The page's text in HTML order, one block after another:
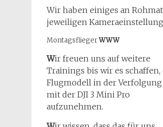
Wir haben einiges an
jeweiligen
MontagsfliegerWWW
Wir freuen uns auf weitere
Trainings bis wir es schaffen,
Flugmodell in der Verfolgung
mit der DJI 3 Mini Pro
aufzunehmen.